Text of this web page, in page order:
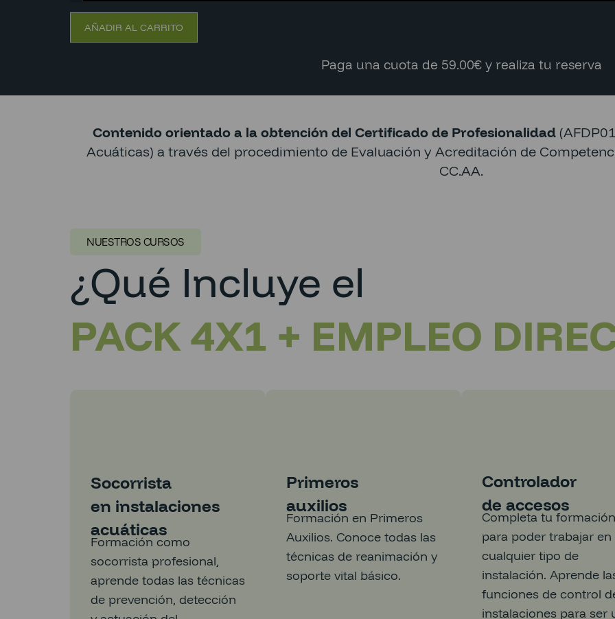
AÑADIR AL CARRITO
Paga una cuota de 59.00€ y realiza tu reserva
Contenido orientado a la obtención del Certificado de Profesionalidad
Acuáticas) a través del procedimiento de Evaluación y Acreditación de
CC.AA.
NUESTROS CURSOS
¿Qué Incluye el
PACK 4X1 + EMPLEO
Socorrista
en instalaciones
acuáticas
Formación como
socorrista profesional,
aprende todas las técnicas
de prevención, detección
Primeros
auxilios
Formación en Primeros
Auxilios. Conoce todas las
técnicas de reanimación y
soporte vital básico.
Controlador
de accesos
Completa tu formación
para poder trabajar en
cualquier tipo de
instalación. Aprende
funciones de control
instalaciones para ser